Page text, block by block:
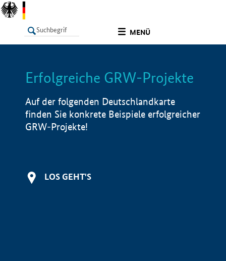
MENÜ
LISTE Info
Erfolgreiche GRW-Projekte
Auf der folgenden Deutschlandkarte
finden Sie konkrete Beispiele erfolgreicher
GRW-Projekte!
LOS GEHT'S